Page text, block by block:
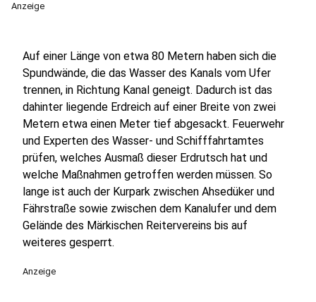
Anzeige
Auf einer Länge von etwa 80 Metern haben sich die
Spundwände, die das Wasser des Kanals vom Ufer
trennen, in Richtung Kanal geneigt. Dadurch ist das
dahinter liegende Erdreich auf einer Breite von zwei
Metern etwa einen Meter tief abgesackt. Feuerwehr
und Experten des Wasser- und Schifffahrtamtes
prüfen, welches Ausmaß dieser Erdrutsch hat und
welche Maßnahmen getroffen werden müssen. So
lange ist auch der Kurpark zwischen Ahsedüker und
Fährstraße sowie zwischen dem Kanalufer und dem
Gelände des Märkischen Reitervereins bis auf
weiteres gesperrt.
Anzeige